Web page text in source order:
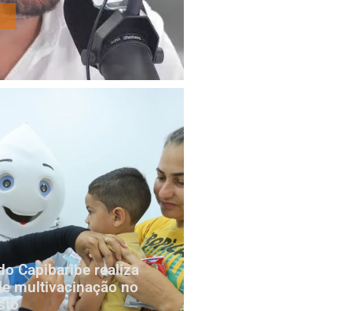
Capibaribe realiza
multivacinação no